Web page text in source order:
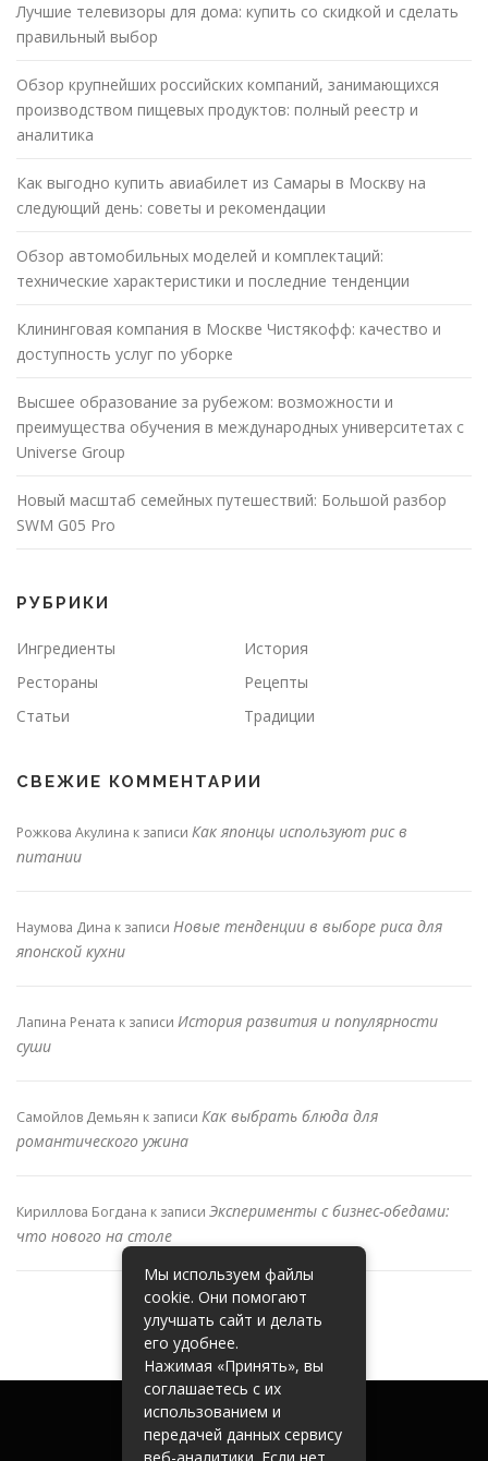
Лучшие телевизоры для дома: купить со скидкой и сделать
правильный выбор
Обзор крупнейших российских компаний, занимающихся
производством пищевых продуктов: полный реестр и
аналитика
Как выгодно купить авиабилет из Самары в Москву на
следующий день: советы и рекомендации
Обзор автомобильных моделей и комплектаций:
технические характеристики и последние тенденции
Клининговая компания в Москве Чистякофф: качество и
доступность услуг по уборке
Высшее образование за рубежом: возможности и
преимущества обучения в международных университетах с
Universe Group
Новый масштаб семейных путешествий: Большой разбор
SWM G05 Pro
РУБРИКИ
Ингредиенты
История
Рестораны
Рецепты
Статьи
Традиции
СВЕЖИЕ КОММЕНТАРИИ
Рожкова Акулина к записи Как японцы используют рис в
питании
Наумова Дина к записи Новые тенденции в выборе риса для
японской кухни
Лапина Рената к записи История развития и популярности
суши
Самойлов Демьян к записи Как выбрать блюда для
романтического ужина
Кириллова Богдана к записи Эксперименты с бизнес-обедами:
что нового на столе
Мы используем файлы
cookie. Они помогают
улучшать сайт и делать
его удобнее.
Нажимая «Принять», вы
соглашаетесь с их
использованием и
передачей данных сервису